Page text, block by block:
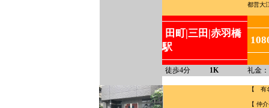
都営大
田町|三田|赤羽橋
駅
徒歩4分 1K 礼金
【 有
【 仲